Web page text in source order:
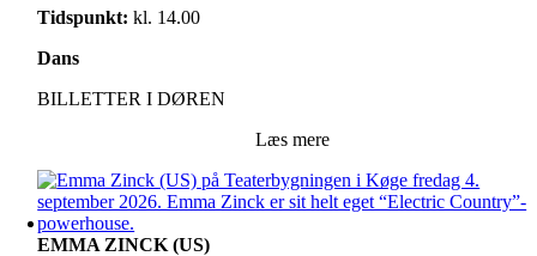
Tidspunkt: kl. 14.00
Dans
BILLETTER I DØREN
Læs mere
EMMA ZINCK (US)